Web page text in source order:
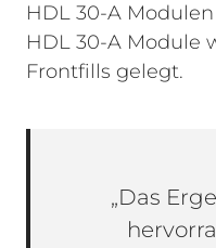
HDL 30-A
HDL 30-A Module
Frontfills gelegt.
„Das